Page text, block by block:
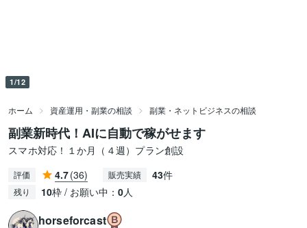
1/12
ホーム 資産運用・副業の相談 副業・ネットビジネスの相談
副業新時代！AIに自動で稼がせます
スマホ対応！１か月（４週）プラン創設
評価 4.7(36) 販売実績 43件
残り 10枠 / お願い中： 0人
horseforcast